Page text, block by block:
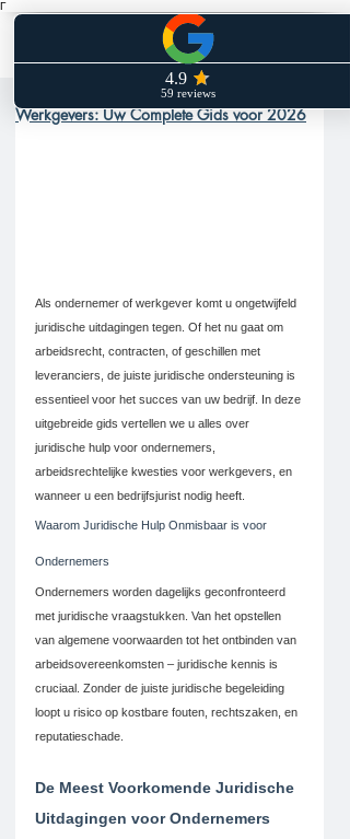
Γ
Juridische Hulp voor Ondernemers en
Werkgevers: Uw Complete Gids voor 2026
Als ondernemer of werkgever komt u ongetwijfeld
juridische uitdagingen tegen. Of het nu gaat om
arbeidsrecht, contracten, of geschillen met
leveranciers, de juiste juridische ondersteuning is
essentieel voor het succes van uw bedrijf. In deze
uitgebreide gids vertellen we u alles over
juridische hulp voor ondernemers,
arbeidsrechtelijke kwesties voor werkgevers, en
wanneer u een bedrijfsjurist nodig heeft.
Waarom Juridische Hulp Onmisbaar is voor
Ondernemers
Ondernemers worden dagelijks geconfronteerd
met juridische vraagstukken. Van het opstellen
van algemene voorwaarden tot het ontbinden van
arbeidsovereenkomsten – juridische kennis is
cruciaal. Zonder de juiste juridische begeleiding
loopt u risico op kostbare fouten, rechtszaken, en
reputatieschade.
De Meest Voorkomende Juridische
Uitdagingen voor Ondernemers